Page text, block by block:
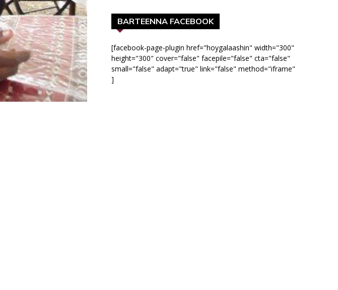
BARTEENNA FACEBOOK
[facebook-page-plugin href="hoygalaashin" width="300"
height="300" cover="false" facepile="false" cta="false"
small="false" adapt="true" link="false" method="iframe"
]